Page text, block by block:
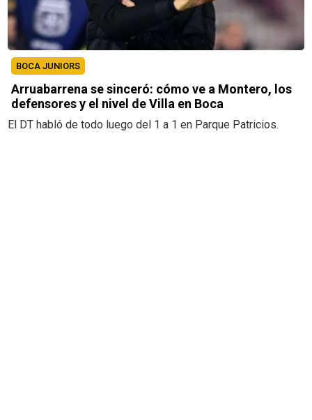
BOCA JUNIORS
Arruabarrena se sinceró: cómo ve a Montero, los
defensores y el nivel de Villa en Boca
El DT habló de todo luego del 1 a 1 en Parque Patricios.